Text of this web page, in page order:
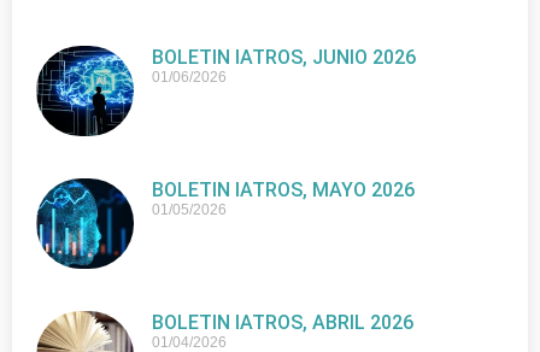
BOLETIN IATROS, JUNIO 2026
01/06/2026
BOLETIN IATROS, MAYO 2026
01/05/2026
BOLETIN IATROS, ABRIL 2026
01/04/2026